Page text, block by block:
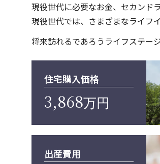
現役世代に必要なお金、セカンド
現役世代では、さまざまなライフ
将来訪れるであろうライフステー
住宅購入価格
3,868万円
出産費用